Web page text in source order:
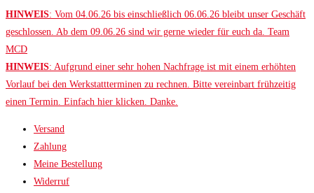
Zum
Inhalt
springen
HINWEIS: Vom 04.06.26 bis einschließlich 06.06.26 bleibt unser Geschäft
geschlossen. Ab dem 09.06.26 sind wir gerne wieder für euch da. Team
MCD
HINWEIS: Aufgrund einer sehr hohen Nachfrage ist mit einem erhöhten
Vorlauf bei den Werkstattterminen zu rechnen. Bitte vereinbart frühzeitig
einen Termin. Einfach hier klicken. Danke.
Versand
Zahlung
Meine Bestellung
Widerruf